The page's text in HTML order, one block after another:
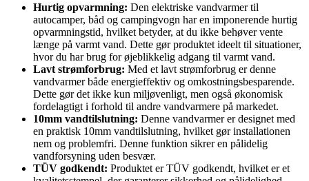
Hurtig opvarmning: Den elektriske vandvarmer til
autocamper, båd og campingvogn har en imponerende hurtig
opvarmningstid, hvilket betyder, at du ikke behøver vente
længe på varmt vand. Dette gør produktet ideelt til situationer,
hvor du har brug for øjeblikkelig adgang til varmt vand.
Lavt strømforbrug: Med et lavt strømforbrug er denne
vandvarmer både energieffektiv og omkostningsbesparende.
Dette gør det ikke kun miljøvenligt, men også økonomisk
fordelagtigt i forhold til andre vandvarmere på markedet.
10mm vandtilslutning: Denne vandvarmer er designet med
en praktisk 10mm vandtilslutning, hvilket gør installationen
nem og problemfri. Denne funktion sikrer en pålidelig
vandforsyning uden besvær.
TÜV godkendt: Produktet er TÜV godkendt, hvilket er et